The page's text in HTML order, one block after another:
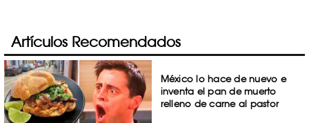
Artículos Recomendados
México lo hace de nuevo e
inventa el pan de muerto
relleno de carne al pastor